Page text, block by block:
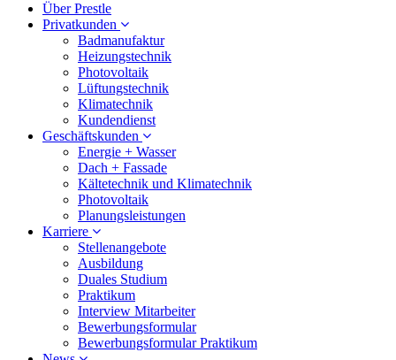
Über Prestle
Privatkunden
Badmanufaktur
Heizungstechnik
Photovoltaik
Lüftungstechnik
Klimatechnik
Kundendienst
Geschäftskunden
Energie + Wasser
Dach + Fassade
Kältetechnik und Klimatechnik
Photovoltaik
Planungsleistungen
Karriere
Stellenangebote
Ausbildung
Duales Studium
Praktikum
Interview Mitarbeiter
Bewerbungsformular
Bewerbungsformular Praktikum